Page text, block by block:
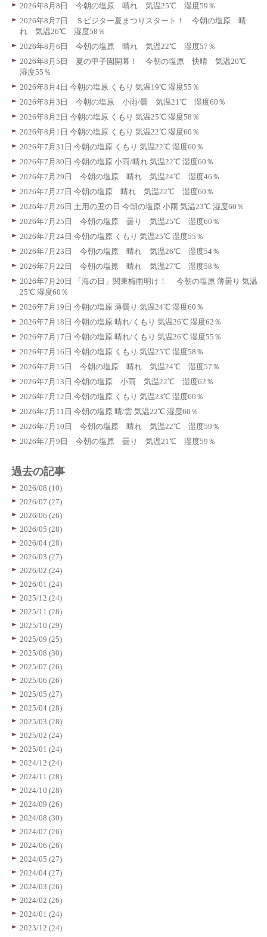
2026年8月8日 今朝の塩原 晴れ 気温25℃ 湿度59％
2026年8月7日 Ｓビジター夏まつりスタート！ 今朝の塩原 晴
れ 気温26℃ 湿度58％
2026年8月6日 今朝の塩原 晴れ 気温22℃ 湿度57％
2026年8月5日 夏の甲子園開幕！ 今朝の塩原 快晴 気温20℃
湿度55％
2026年8月4日 今朝の塩原 くもり 気温19℃ 湿度55％
2026年8月3日 今朝の塩原 小雨/曇 気温21℃ 湿度60％
2026年8月2日 今朝の塩原 くもり 気温25℃ 湿度58％
2026年8月1日 今朝の塩原 くもり 気温22℃ 湿度60％
2026年7月31日 今朝の塩原 くもり 気温22℃ 湿度60％
2026年7月30日 今朝の塩原 小雨/晴れ 気温22℃ 湿度60％
2026年7月29日 今朝の塩原 晴れ 気温24℃ 湿度46％
2026年7月27日 今朝の塩原 晴れ 気温22℃ 湿度60％
2026年7月26日 土用の丑の日 今朝の塩原 小雨 気温23℃ 湿度60％
2026年7月25日 今朝の塩原 曇り 気温25℃ 湿度60％
2026年7月24日 今朝の塩原 くもり 気温25℃ 湿度55％
2026年7月23日 今朝の塩原 晴れ 気温26℃ 湿度54％
2026年7月22日 今朝の塩原 晴れ 気温27℃ 湿度58％
2026年7月20日 「海の日」関東梅雨明け！ 今朝の塩原 薄曇り 気温
25℃ 湿度60％
2026年7月19日 今朝の塩原 薄曇り 気温24℃ 湿度60％
2026年7月18日 今朝の塩原 晴れ/くもり 気温26℃ 湿度62％
2026年7月17日 今朝の塩原 晴れ/くもり 気温26℃ 湿度55％
2026年7月16日 今朝の塩原 くもり 気温25℃ 湿度58％
2026年7月15日 今朝の塩原 晴れ 気温24℃ 湿度57％
2026年7月13日 今朝の塩原 小雨 気温22℃ 湿度62％
2026年7月12日 今朝の塩原 くもり 気温23℃ 湿度60％
2026年7月11日 今朝の塩原 晴/雲 気温22℃ 湿度60％
2026年7月10日 今朝の塩原 晴れ 気温22℃ 湿度59％
2026年7月9日 今朝の塩原 曇り 気温21℃ 湿度59％
過去の記事
2026/08 (10)
2026/07 (27)
2026/06 (26)
2026/05 (28)
2026/04 (28)
2026/03 (27)
2026/02 (24)
2026/01 (24)
2025/12 (24)
2025/11 (28)
2025/10 (29)
2025/09 (25)
2025/08 (30)
2025/07 (26)
2025/06 (26)
2025/05 (27)
2025/04 (28)
2025/03 (28)
2025/02 (24)
2025/01 (24)
2024/12 (24)
2024/11 (28)
2024/10 (28)
2024/09 (26)
2024/08 (30)
2024/07 (26)
2024/06 (26)
2024/05 (27)
2024/04 (27)
2024/03 (26)
2024/02 (26)
2024/01 (24)
2023/12 (24)